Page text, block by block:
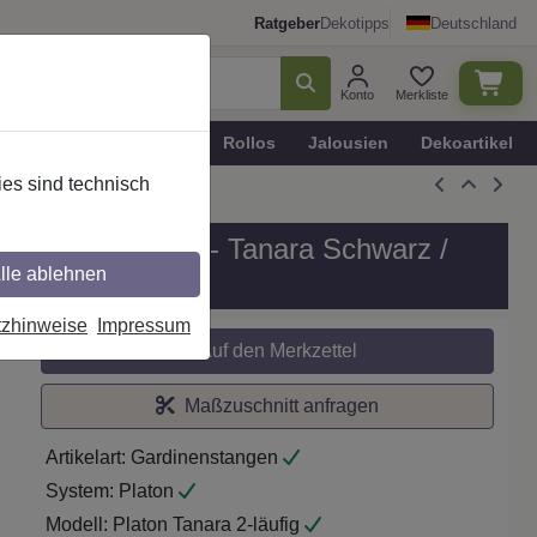
RatgeberDekotipps Deutschland
Konto Merkliste
Rollos Jalousien Dekoartikel
PLATON - Tanara Schwarz /
Auf den Merkzettel
Maßzuschnitt anfragen
Artikelart: Gardinenstangen
System: Platon
Modell: Platon Tanara 2-läufig
sind technisch
ablehnen
Impressum